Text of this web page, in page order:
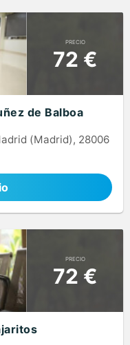
PRECIO
72 €
de Balboa
(Madrid), 28006
PRECIO
72 €